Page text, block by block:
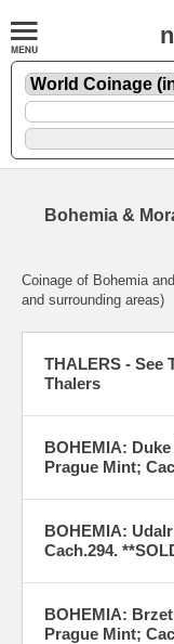
Bohemia &
Coinage of Bohemia
and surrounding areas)
THALERS - See
Thalers
BOHEMIA:
Prague Mint;
BOHEMIA:
Cach.294.
BOHEMIA:
Prague Mint;